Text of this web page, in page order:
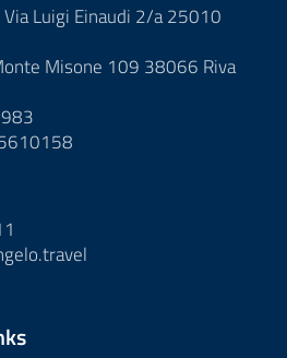
Luigi Einaudi 2/a 25010
Misone 109 38066 Riva
travel